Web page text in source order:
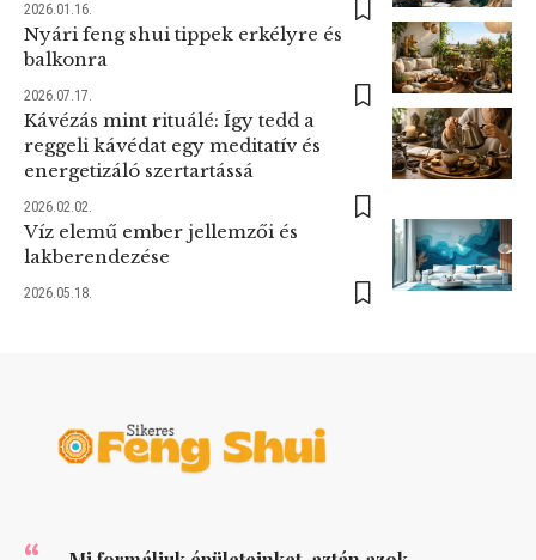
2026.01.16.
Nyári feng shui tippek erkélyre és
balkonra
2026.07.17.
Kávézás mint rituálé: Így tedd a
reggeli kávédat egy meditatív és
energetizáló szertartássá
2026.02.02.
Víz elemű ember jellemzői és
lakberendezése
2026.05.18.